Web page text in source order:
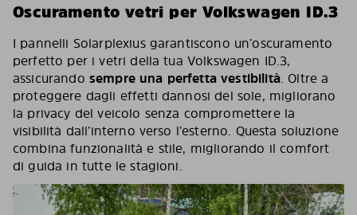
Oscuramento vetri per Volkswagen ID.3
I pannelli Solarplexius garantiscono un’oscuramento
perfetto per i vetri della tua Volkswagen ID.3,
assicurando sempre una perfetta vestibilità. Oltre a
proteggere dagli effetti dannosi del sole, migliorano
la privacy del veicolo senza compromettere la
visibilità dall’interno verso l’esterno. Questa soluzione
combina funzionalità e stile, migliorando il comfort
di guida in tutte le stagioni.